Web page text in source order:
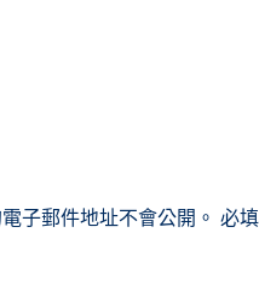
子郵件地址不會公開。 必